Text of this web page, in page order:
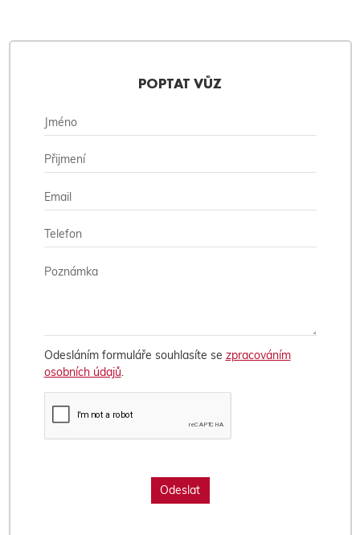
POPTAT VŮZ
Odesláním formuláře souhlasíte se zpracováním
osobních údajů.